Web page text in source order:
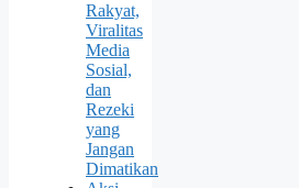
Rakyat,
Viralitas
Media
Sosial,
dan
Rezeki
yang
Jangan
Dimatikan